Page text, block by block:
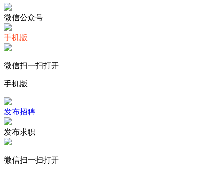
微信公众号
手机版
微信扫一扫打开
手机版
发布招聘
发布求职
微信扫一扫打开